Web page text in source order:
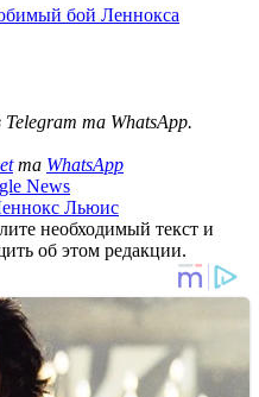
бой Леннокса
Telegram та WhatsApp.
та WhatsApp
News
Льюис
необходимый текст и
об этом редакции.